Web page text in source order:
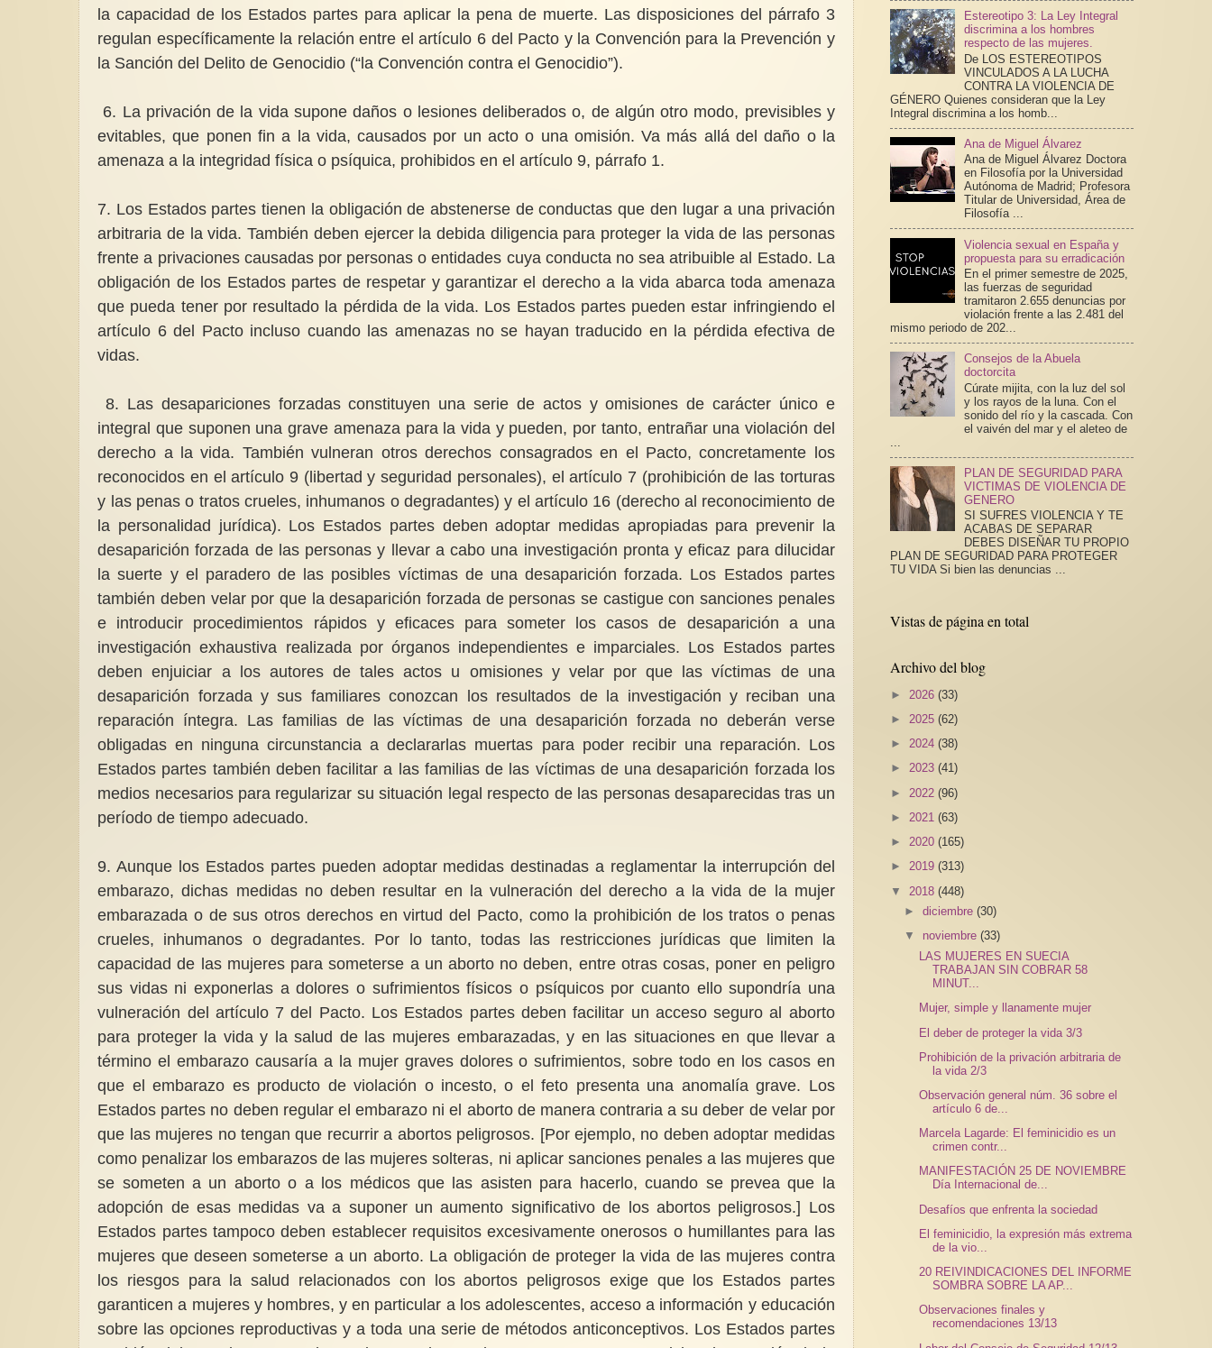
la capacidad de los Estados partes para aplicar la pena de muerte. Las disposiciones del párrafo 3
regulan específicamente la relación entre el artículo 6 del Pacto y la Convención para la Prevención y
la Sanción del Delito de Genocidio (“la Convención contra el Genocidio”).
6. La privación de la vida supone daños o lesiones deliberados o, de algún otro modo, previsibles y
evitables, que ponen fin a la vida, causados por un acto o una omisión. Va más allá del daño o la
amenaza a la integridad física o psíquica, prohibidos en el artículo 9, párrafo 1.
7. Los Estados partes tienen la obligación de abstenerse de conductas que den lugar a una privación
arbitraria de la vida. También deben ejercer la debida diligencia para proteger la vida de las personas
frente a privaciones causadas por personas o entidades cuya conducta no sea atribuible al Estado. La
obligación de los Estados partes de respetar y garantizar el derecho a la vida abarca toda amenaza
que pueda tener por resultado la pérdida de la vida. Los Estados partes pueden estar infringiendo el
artículo 6 del Pacto incluso cuando las amenazas no se hayan traducido en la pérdida efectiva de
vidas.
8. Las desapariciones forzadas constituyen una serie de actos y omisiones de carácter único e
integral que suponen una grave amenaza para la vida y pueden, por tanto, entrañar una violación del
derecho a la vida. También vulneran otros derechos consagrados en el Pacto, concretamente los
reconocidos en el artículo 9 (libertad y seguridad personales), el artículo 7 (prohibición de las torturas
y las penas o tratos crueles, inhumanos o degradantes) y el artículo 16 (derecho al reconocimiento de
la personalidad jurídica). Los Estados partes deben adoptar medidas apropiadas para prevenir la
desaparición forzada de las personas y llevar a cabo una investigación pronta y eficaz para dilucidar
la suerte y el paradero de las posibles víctimas de una desaparición forzada. Los Estados partes
también deben velar por que la desaparición forzada de personas se castigue con sanciones penales
e introducir procedimientos rápidos y eficaces para someter los casos de desaparición a una
investigación exhaustiva realizada por órganos independientes e imparciales. Los Estados partes
deben enjuiciar a los autores de tales actos u omisiones y velar por que las víctimas de una
desaparición forzada y sus familiares conozcan los resultados de la investigación y reciban una
reparación íntegra. Las familias de las víctimas de una desaparición forzada no deberán verse
obligadas en ninguna circunstancia a declararlas muertas para poder recibir una reparación. Los
Estados partes también deben facilitar a las familias de las víctimas de una desaparición forzada los
medios necesarios para regularizar su situación legal respecto de las personas desaparecidas tras un
período de tiempo adecuado.
9. Aunque los Estados partes pueden adoptar medidas destinadas a reglamentar la interrupción del
embarazo, dichas medidas no deben resultar en la vulneración del derecho a la vida de la mujer
embarazada o de sus otros derechos en virtud del Pacto, como la prohibición de los tratos o penas
crueles, inhumanos o degradantes. Por lo tanto, todas las restricciones jurídicas que limiten la
capacidad de las mujeres para someterse a un aborto no deben, entre otras cosas, poner en peligro
sus vidas ni exponerlas a dolores o sufrimientos físicos o psíquicos por cuanto ello supondría una
vulneración del artículo 7 del Pacto. Los Estados partes deben facilitar un acceso seguro al aborto
para proteger la vida y la salud de las mujeres embarazadas, y en las situaciones en que llevar a
término el embarazo causaría a la mujer graves dolores o sufrimientos, sobre todo en los casos en
que el embarazo es producto de violación o incesto, o el feto presenta una anomalía grave. Los
Estados partes no deben regular el embarazo ni el aborto de manera contraria a su deber de velar por
que las mujeres no tengan que recurrir a abortos peligrosos. [Por ejemplo, no deben adoptar medidas
como penalizar los embarazos de las mujeres solteras, ni aplicar sanciones penales a las mujeres que
se someten a un aborto o a los médicos que las asisten para hacerlo, cuando se prevea que la
adopción de esas medidas va a suponer un aumento significativo de los abortos peligrosos.] Los
Estados partes tampoco deben establecer requisitos excesivamente onerosos o humillantes para las
mujeres que deseen someterse a un aborto. La obligación de proteger la vida de las mujeres contra
los riesgos para la salud relacionados con los abortos peligrosos exige que los Estados partes
garanticen a mujeres y hombres, y en particular a los adolescentes, acceso a información y educación
sobre las opciones reproductivas y a toda una serie de métodos anticonceptivos. Los Estados partes
Estereotipo 3: La Ley Integral
discrimina a los hombres
respecto de las mujeres.
De LOS ESTEREOTIPOS
VINCULADOS A LA LUCHA
CONTRA LA VIOLENCIA DE
GÉNERO Quienes consideran que la Ley
Integral discrimina a los homb...
Ana de Miguel Álvarez
Ana de Miguel Álvarez Doctora
en Filosofía por la Universidad
Autónoma de Madrid; Profesora
Titular de Universidad, Área de
Filosofía ...
Violencia sexual en España y
propuesta para su erradicación
En el primer semestre de 2025,
las fuerzas de seguridad
tramitaron 2.655 denuncias por
violación frente a las 2.481 del
mismo periodo de 202...
Consejos de la Abuela
doctorcita
Cúrate mijita, con la luz del sol
y los rayos de la luna. Con el
sonido del río y la cascada. Con
el vaivén del mar y el aleteo de
PLAN DE SEGURIDAD PARA
VICTIMAS DE VIOLENCIA DE
GENERO
SI SUFRES VIOLENCIA Y TE
ACABAS DE SEPARAR
DEBES DISEÑAR TU PROPIO
PLAN DE SEGURIDAD PARA PROTEGER
TU VIDA Si bien las denuncias ...
Vistas de página en total
Archivo del blog
► 2026 (33)
► 2025 (62)
► 2024 (38)
► 2023 (41)
► 2022 (96)
► 2021 (63)
► 2020 (165)
► 2019 (313)
▼ 2018 (448)
►diciembre(30)
▼ noviembre(33)
LAS MUJERES EN SUECIA
TRABAJAN SIN COBRAR 58
MINUT...
Mujer, simple y llanamente mujer
El deber de proteger la vida 3/3
Prohibición de la privación arbitraria de
la vida 2/3
Observación general núm. 36 sobre el
artículo 6 de...
Marcela Lagarde: El feminicidio es un
crimen contr...
MANIFESTACIÓN 25 DE NOVIEMBRE
Día Internacional de...
Desafíos que enfrenta la sociedad
El feminicidio, la expresión más extrema
de la vio...
20 REIVINDICACIONES DEL INFORME
SOMBRA SOBRE LA AP...
Observaciones finales y
recomendaciones 13/13